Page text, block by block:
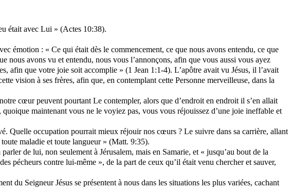
était avec Lui » (Actes 10:38).
émotion : « Ce qui était dès le commencement, ce que nous avons entendu, ce que
nous avons vu et entendu, nous vous l’annonçons, afin que vous aussi vous ayez
afin que votre joie soit accomplie » (1 Jean 1:1-4). L’apôtre avait vu Jésus, il l’avait
vision à ses frères, afin que, en contemplant cette Personne merveilleuse, dans la
cœur peuvent pourtant Le contempler, alors que d’endroit en endroit il s’en allait
maintenant vous ne le voyiez pas, vous vous réjouissez d’une joie ineffable et
Quelle occupation pourrait mieux réjouir nos cœurs ? Le suivre dans sa carrière, allant
maladie et toute langueur » (Matt. 9:35).
de lui, non seulement à Jérusalem, mais en Samarie, et « jusqu’au bout de la
pécheurs contre lui-même », de la part de ceux qu’il était venu chercher et sauver,
du Seigneur Jésus se présentent à nous dans les situations les plus variées, cachant